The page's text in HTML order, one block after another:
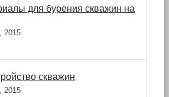
для бурения скважин на
2015
скважин
2015